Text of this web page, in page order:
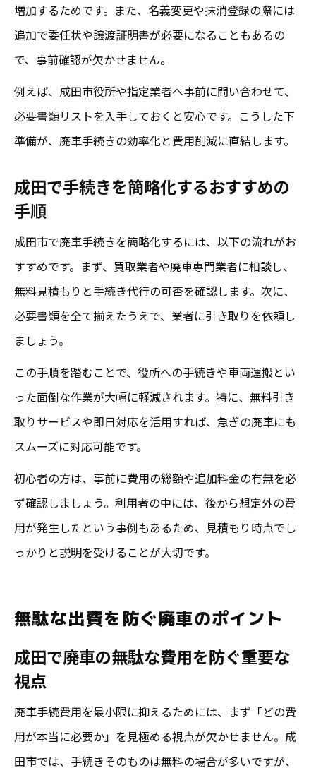
増加するためです。また、名義変更や抹消登録の際には
追加で委任状や譲渡証明書が必要になることもあるの
で、事前確認が欠かせません。
例えば、成田市役所や指定業者へ事前に問い合わせて、
必要書類リストを入手しておくと安心です。こうした下
準備が、廃車手続きの効率化と費用削減に直結します。
成田で手続きを簡略化するおすすめの
手順
成田市で廃車手続きを簡略化するには、以下の流れがお
すすめです。まず、買取業者や廃車専門業者に相談し、
無料見積もりと手続き代行の可否を確認します。次に、
必要書類を全て揃えたうえで、業者に引き取りを依頼し
ましょう。
この手順を踏むことで、役所への手続きや車両運搬とい
った面倒な作業が大幅に軽減されます。特に、無料引き
取りサービスや即日対応を活用すれば、急ぎの廃車にも
スムーズに対応可能です。
初心者の方は、事前に費用の総額や追加料金の有無を必
ず確認しましょう。利用者の中には、後から想定外の費
用が発生したという事例もあるため、見積もり時点でし
っかりと説明を受けることが大切です。
無駄な出費を防ぐ廃車のポイント
成田で廃車の無駄な費用を防ぐ重要な
視点
廃車手続費用を最小限に抑えるためには、まず「どの費
用が本当に必要か」を見極める視点が欠かせません。成
田市では、手続きそのものは無料の場合が多いですが、